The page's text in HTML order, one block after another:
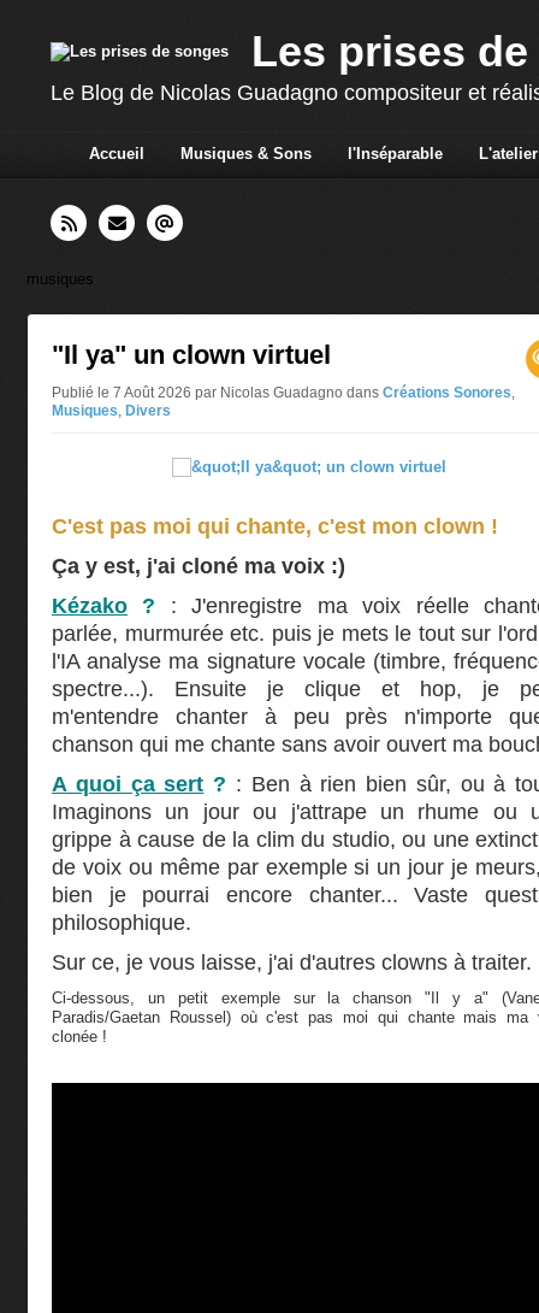
Les prises
Le Blog de Nicolas Guadagno compositeur et
Accueil Musiques & Sons l'Inséparable L'atelier
musiques
"Il ya" un clown virtuel
Publié le 7 Août 2026 par Nicolas Guadagno dans Créations Sonores,
Musiques, Divers
C'est pas moi qui chante, c'est mon clown !
Ça y est, j'ai cloné ma voix :)
Kézako ? : J'enregistre ma voix réelle
parlée, murmurée etc. puis je mets le tout sur
l'IA analyse ma signature vocale (timbre,
spectre...). Ensuite je clique et hop, je
m'entendre chanter à peu près n'importe
chanson qui me chante sans avoir ouvert ma
A quoi ça sert ? : Ben à rien bien sûr, ou à
Imaginons un jour ou j'attrape un rhume ou
grippe à cause de la clim du studio, ou une
de voix ou même par exemple si un jour je
bien je pourrai encore chanter... Vaste
philosophique.
Sur ce, je vous laisse, j'ai d'autres clowns à traiter.
Ci-dessous, un petit exemple sur la chanson "Il y a"
Paradis/Gaetan Roussel) où c'est pas moi qui chante mais ma
clonée !